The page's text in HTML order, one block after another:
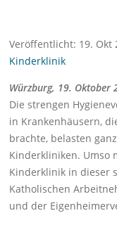
Veröffentlicht: 19. Okt
Kinderklinik
Würzburg, 19. Oktober
Die strengen
in Krankenhäusern,
brachte, belasten
Kinderkliniken. Umso
Kinderklinik in dieser
Katholischen
und der